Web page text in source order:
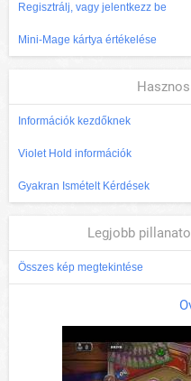
Regisztrálj, vagy jelentkezz be
Mini-Mage kártya értékelése
Információk kezdőknek
Violet Hold információk
Gyakran Ismételt Kérdések
Legjobb
Összes kép megtekintése